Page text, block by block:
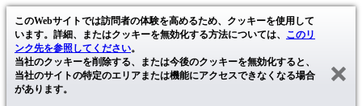
このWebサイトでは訪問者の体験を高めるため、クッキーを使用して
います。詳細、またはクッキーを無効化する方法については、 このリ
ンク先を参照してください。
当社のクッキーを削除する、または今後のクッキーを無効化すると、
当社のサイトの特定のエリアまたは機能にアクセスできなくなる場合
があります。